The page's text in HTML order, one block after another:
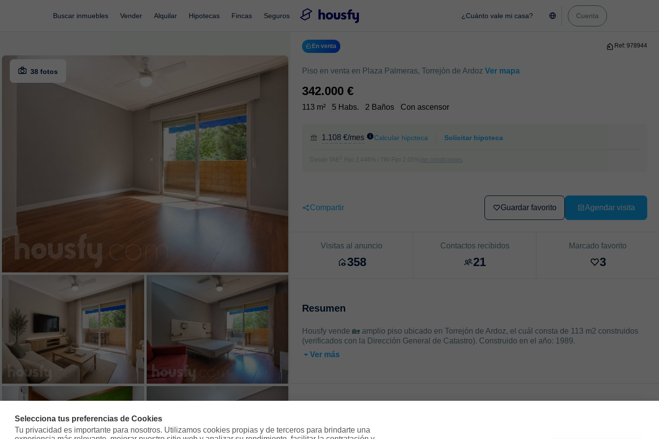
Selecciona tus preferencias de Cookies
Tu privacidad es importante para nosotros. Utilizamos cookies propias y de terceros para brindarte una
Buscar inmuebles Vender Alquilar Hipotecas Fincas Seguros ¿Cuánto vale mi casa? Cuenta
38 fotos
En venta Ref: 978944
Piso en venta en Plaza Palmeras, Torrejón de Ardoz Ver mapa
342.000 €
113 m² 5 Habs. 2 Baños Con ascensor
1.108 €/mes Calcular hipoteca Solicitar hipoteca
Desde TAE 1 Fijo 2,446% / TIN Fijo 2,05% Ver condiciones
Compartir Guardar favorito Agendar visita
Visitas al anuncio
358
Contactos recibidos
21
Marcado favorito
3
Resumen
Housfy vende 🏡 amplio piso ubicado en Torrejón de Ardoz, el cuál consta de 113 m2 construidos
(verificados con la Dirección General de Catastro). Construido en el año: 1989.
Ver más